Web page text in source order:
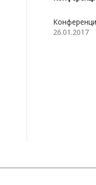
26.01.2017